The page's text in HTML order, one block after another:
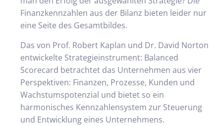
Finanzkennzahlen aus der Bilanz bieten leider nur
eine Seite des Gesamtbildes.
Das von Prof. Robert Kaplan und Dr. David Norton
entwickelte Strategieinstrument: Balanced
Scorecard betrachtet das Unternehmen aus vier
Perspektiven: Finanzen, Prozesse, Kunden und
Wachstumspotenzial und bietet so ein
harmonisches Kennzahlensystem zur Steuerung
und Entwicklung eines Unternehmens.